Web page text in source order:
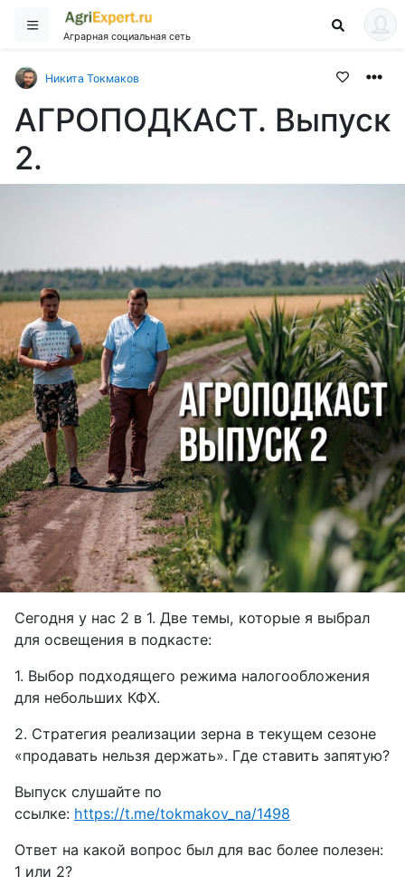
Аграрная социальная сеть
Никита Токмаков
АГРОПОДКАСТ. Выпуск
2.
Сегодня у нас 2 в 1. Две темы, которые я выбрал
для освещения в подкасте:
1. Выбор подходящего режима налогообложения
для небольших КФХ.
2. Стратегия реализации зерна в текущем сезоне
«продавать нельзя держать». Где ставить запятую?
Выпуск слушайте по
ссылке: https://t.me/tokmakov_na/1498
Ответ на какой вопрос был для вас более полезен:
1 или 2?